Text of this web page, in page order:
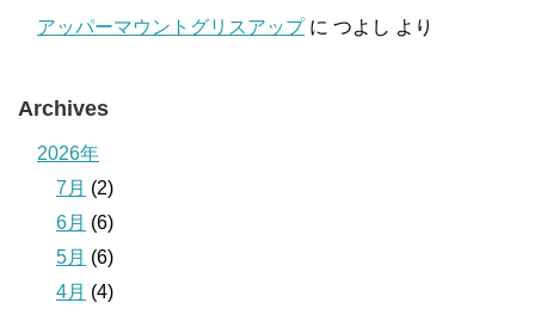
アッパーマウントグリスアップに つよし より
Archives
2026年
7月 (2)
6月 (6)
5月 (6)
4月 (4)